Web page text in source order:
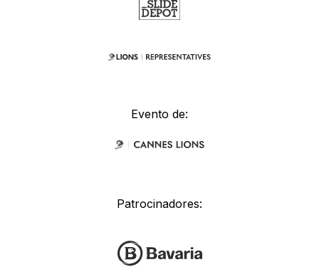
Evento de:
Patrocinadores: